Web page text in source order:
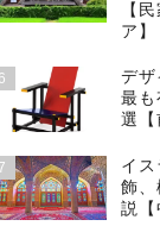
【
ア】
6
デザ
最も
選【
7
イ
飾、
説【